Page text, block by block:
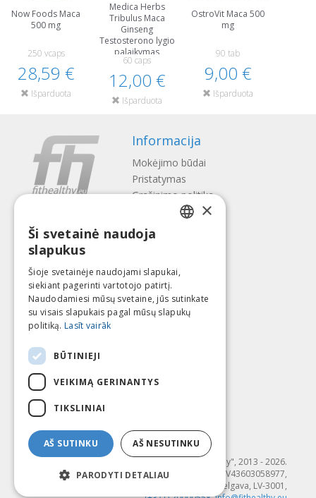
Now Foods Maca
500 mg
250 vcaps
28,59 €
Išparduota
Medica Herbs
Tribulus Maca
Ginseng
Testosterono lygio
palaikymas
60 caps
12,00 €
Išparduota
OstroVit Maca 500
mg
90 tab
9,00 €
Išparduota
Informacija
Mokėjimo būdai
Pristatymas
Gražinimo politika
Apie mus
Kontaktai
Privatumo politika
Sekite mus Surask mus
Mokėti su
© SIA "Fit & Healthy", 2013 - 2026.
"FIT & HEALTHY" SIA, Reģ. nr. LV43603058977,
Dambja 4-20, Jelgava, LV-3001,
LITHUANIAN
ESTONIAN
×
Ši svetainė naudoja
slapukus
Šioje svetainėje naudojami slapukai,
siekiant pagerinti vartotojo patirtį.
Naudodamiesi mūsų svetaine, jūs sutinkate
su visais slapukais pagal mūsų slapukų
politiką. Lasīt vairāk
BŪTINIEJI
VEIKIMĄ GERINANTYS
TIKSLINIAI
AŠ SUTINKU AŠ NESUTINKU
PARODYTI DETALIAU